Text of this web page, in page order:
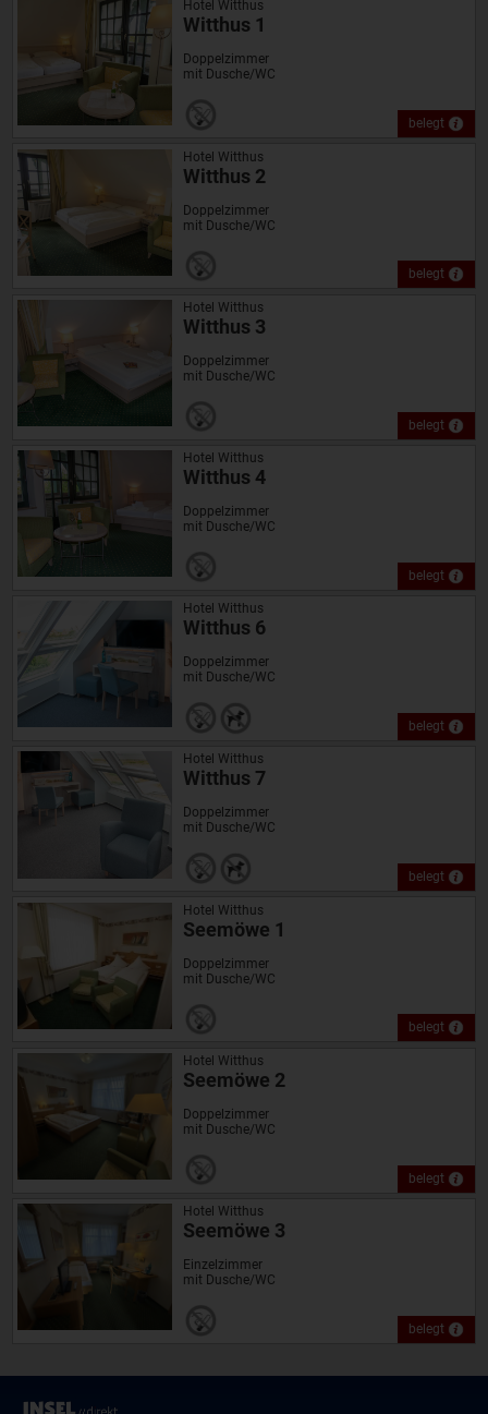
belegt
Hotel Witthus
Witthus 1
Doppelzimmer
mit Dusche/WC
belegt
Hotel Witthus
Witthus 2
Doppelzimmer
mit Dusche/WC
belegt
Hotel Witthus
Witthus 3
Doppelzimmer
mit Dusche/WC
belegt
Hotel Witthus
Witthus 4
Doppelzimmer
mit Dusche/WC
belegt
Hotel Witthus
Witthus 6
Doppelzimmer
mit Dusche/WC
belegt
Hotel Witthus
Witthus 7
Doppelzimmer
mit Dusche/WC
belegt
Hotel Witthus
Seemöwe 1
Doppelzimmer
mit Dusche/WC
belegt
Hotel Witthus
Seemöwe 2
Doppelzimmer
mit Dusche/WC
belegt
Hotel Witthus
Seemöwe 3
Einzelzimmer
mit Dusche/WC